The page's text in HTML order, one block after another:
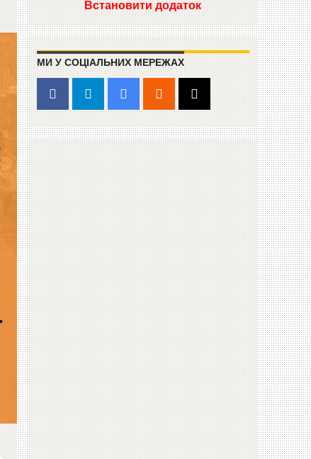
Встановити додаток
МИ У СОЦІАЛЬНИХ МЕРЕЖАХ